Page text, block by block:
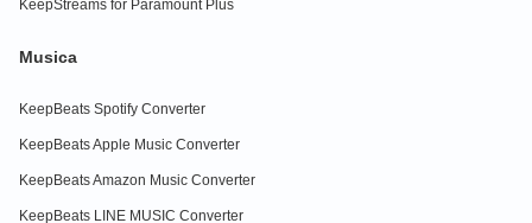
KeepStreams for Paramount Plus
Musica
KeepBeats Spotify Converter
KeepBeats Apple Music Converter
KeepBeats Amazon Music Converter
KeepBeats LINE MUSIC Converter